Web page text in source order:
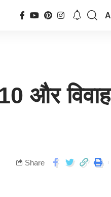
और
Share